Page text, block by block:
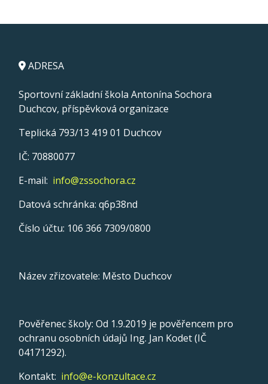
ADRESA
Sportovní základní škola Antonína Sochora
Duchcov, příspěvková organizace
Teplická 793/13 419 01 Duchcov
IČ: 70880077
E-mail: info@zssochora.cz
Datová schránka: q6p38nd
Číslo účtu: 106 366 7309/0800
Název zřizovatele: Město Duchcov
Pověřenec školy: Od 1.9.2019 je pověřencem pro
ochranu osobních údajů Ing. Jan Kodet (IČ
04171292).
Kontakt: info@e-konzultace.cz